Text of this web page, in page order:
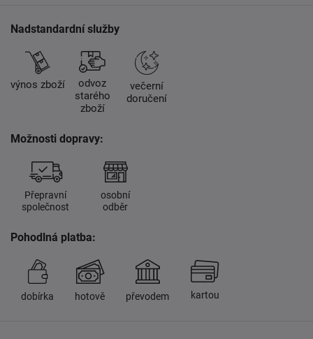
Nadstandardní služby
výnos zboží
odvoz
starého
zboží
večerní
doručení
Možnosti dopravy:
Přepravní
společnost
osobní
odběr
Pohodlná platba:
dobírka hotově převodem kartou